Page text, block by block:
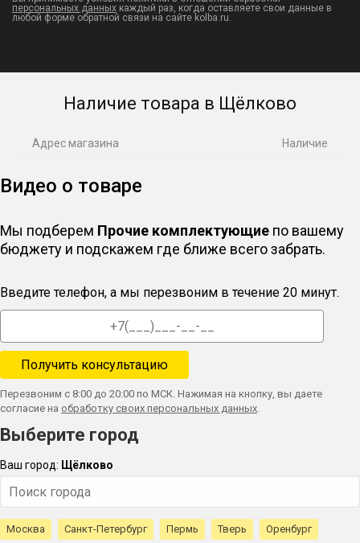
персональных данных каждый раз, когда оставляете свои данные в
любой форме обратной связи на сайте kolba.ru.
Наличие товара в Щёлково
Адрес магазина Наличие
Видео о товаре
Мы подберем Прочие комплектующие по вашему
бюджету и подскажем где ближе всего забрать.
Введите телефон, а мы перезвоним в течение 20 минут.
Перезвоним с 8:00 до 20:00 по МСК. Нажимая на кнопку, вы даете
согласие на обработку своих персональных данных.
Выберите город
Ваш город: Щёлково
Москва Санкт-Петербург Пермь Тверь Оренбург